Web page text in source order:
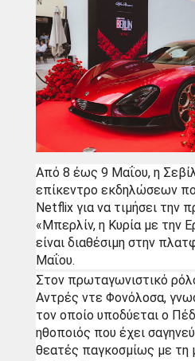
Από 8 έως 9 Μαΐου, η
επίκεντρο εκδηλώσεων
Netflix για να τιμήσει την
«Μπερλίν, η Κυρία με την
είναι διαθέσιμη στην
Μαΐου.
Στον πρωταγωνιστικό
Αντρές ντε Φονόλοσα,
τον οποίο υποδύεται ο
ηθοποιός που έχει
θεατές παγκοσμίως με τη